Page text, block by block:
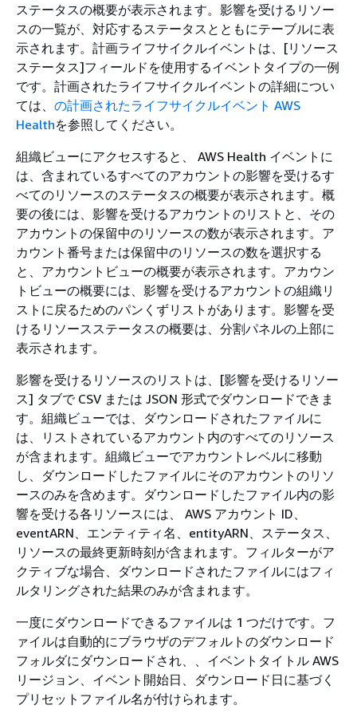
ステータスの概要が表示されます。影響を受けるリソー
スの一覧が、対応するステータスとともにテーブルに表
示されます。計画ライフサイクルイベントは、[リソース
ステータス]フィールドを使用するイベントタイプの一例
です。計画されたライフサイクルイベントの詳細につい
ては、 の計画されたライフサイクルイベント AWS
Healthを参照してください。
組織ビューにアクセスすると、 AWS Health イベントに
は、含まれているすべてのアカウントの影響を受けるす
べてのリソースのステータスの概要が表示されます。概
要の後には、影響を受けるアカウントのリストと、その
アカウントの保留中のリソースの数が表示されます。ア
カウント番号または保留中のリソースの数を選択する
と、アカウントビューの概要が表示されます。アカウン
トビューの概要には、影響を受けるアカウントの組織リ
ストに戻るためのパンくずリストがあります。影響を受
けるリソースステータスの概要は、分割パネルの上部に
表示されます。
影響を受けるリソースのリストは、[影響を受けるリソー
ス] タブで CSV または JSON 形式でダウンロードできま
す。組織ビューでは、ダウンロードされたファイルに
は、リストされているアカウント内のすべてのリソース
が含まれます。組織ビューでアカウントレベルに移動
し、ダウンロードしたファイルにそのアカウントのリソ
ースのみを含めます。ダウンロードしたファイル内の影
響を受ける各リソースには、 AWS アカウント ID、
eventARN、エンティティ名、entityARN、ステータス、
リソースの最終更新時刻が含まれます。フィルターがア
クティブな場合、ダウンロードされたファイルにはフィ
ルタリングされた結果のみが含まれます。
一度にダウンロードできるファイルは 1 つだけです。フ
ァイルは自動的にブラウザのデフォルトのダウンロード
フォルダにダウンロードされ、、イベントタイトル AWS
リージョン、イベント開始日、ダウンロード日に基づく
プリセットファイル名が付けられます。